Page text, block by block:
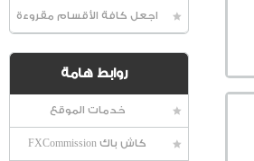
اجعل كافة الأقسام مقروءة
روابط هامة
خدمات الموقع
كاش باك FXCommission